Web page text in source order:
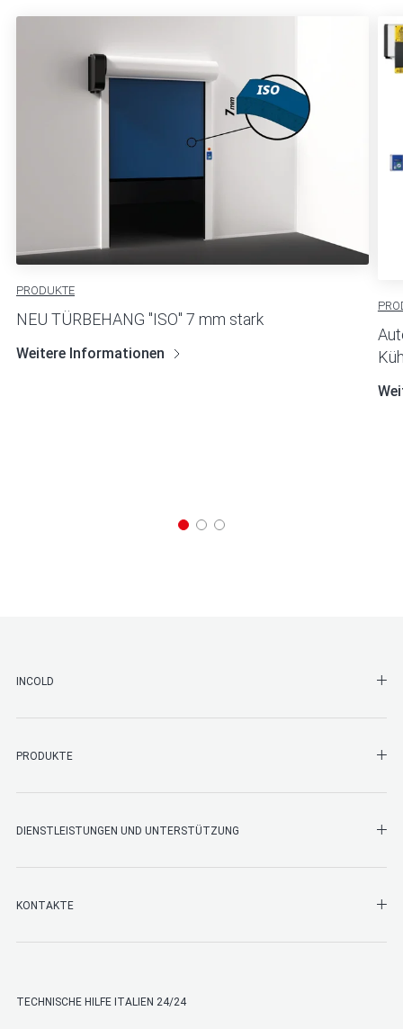
PRODUKTE
NEU TÜRBEHANG ''ISO'' 7 mm stark
Weitere Informationen
INCOLD
PRODUKTE
DIENSTLEISTUNGEN UND UNTERSTÜTZUNG
KONTAKTE
TECHNISCHE HILFE ITALIEN 24/24